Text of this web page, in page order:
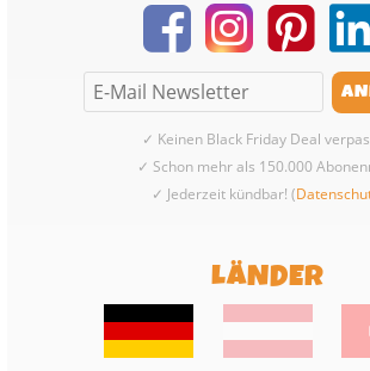
✓ Keinen Black Friday Deal
✓ Schon mehr als 150.000
✓ Jederzeit kündbar! (
LÄNDER